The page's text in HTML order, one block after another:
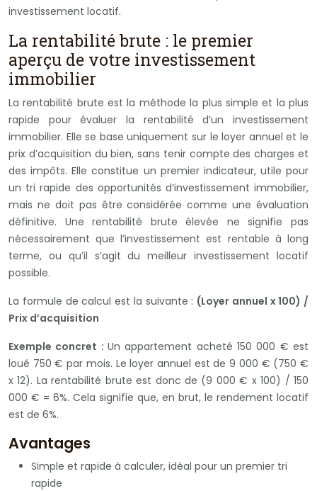
investissement locatif.
La rentabilité brute : le premier
aperçu de votre investissement
immobilier
La rentabilité brute est la méthode la plus simple et la plus
rapide pour évaluer la rentabilité d’un investissement
immobilier. Elle se base uniquement sur le loyer annuel et le
prix d’acquisition du bien, sans tenir compte des charges et
des impôts. Elle constitue un premier indicateur, utile pour
un tri rapide des opportunités d’investissement immobilier,
mais ne doit pas être considérée comme une évaluation
définitive. Une rentabilité brute élevée ne signifie pas
nécessairement que l’investissement est rentable à long
terme, ou qu’il s’agit du meilleur investissement locatif
possible.
La formule de calcul est la suivante : (Loyer annuel x 100) /
Prix d’acquisition
Exemple concret : Un appartement acheté 150 000 € est
loué 750 € par mois. Le loyer annuel est de 9 000 € (750 €
x 12). La rentabilité brute est donc de (9 000 € x 100) / 150
000 € = 6%. Cela signifie que, en brut, le rendement locatif
est de 6%.
Avantages
Simple et rapide à calculer, idéal pour un premier tri
rapide